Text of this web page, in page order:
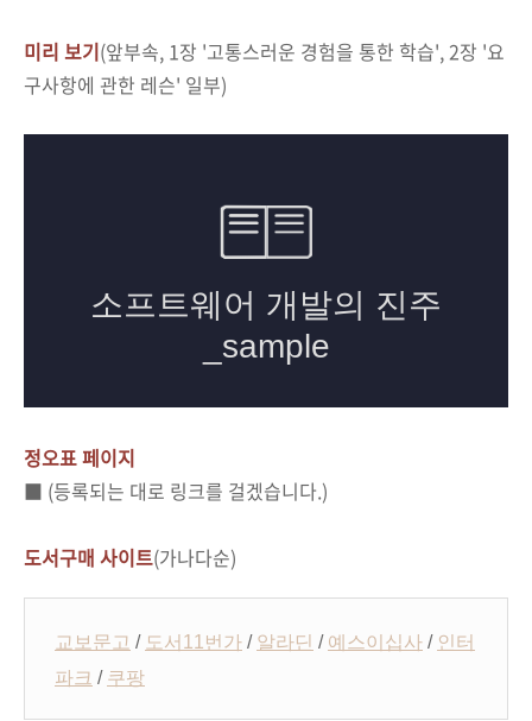
미리 보기(앞부속, 1장 '고통스러운 경험을 통한 학습', 2장 '요
구사항에 관한 레슨' 일부)
정오표 페이지
■ (등록되는 대로 링크를 걸겠습니다.)
도서구매 사이트(가나다순)
교보문고 / 도서11번가 / 알라딘 / 예스이십사 / 인터
파크 / 쿠팡